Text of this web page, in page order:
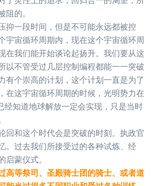
阻的。
抑一段时间，但是不可能永远都被控
宇宙循环周期内，现在这个宇宙循环周
在我们能开始谈论起扬升。我们要从这
以不管受过几层控制编程都能一一突破
有个崇高的计划，这个计划一直是为了
在这宇宙循环周期的时候，光明势力在
经知道地球解放一定会实现，只是当时
回和这个时代会是突破的时刻。执政官
。过去我们所接受过的各种试炼、经
启蒙仪式。
高等祭司、圣殿骑士团的骑士、或者道